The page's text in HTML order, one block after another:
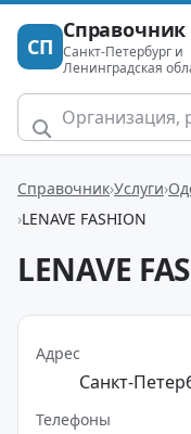
СП Санкт-Петербург и
Ленинградская
Справочник Услуги
LENAVE FASHION
LENAVE
Адрес
Санкт-
Телефоны